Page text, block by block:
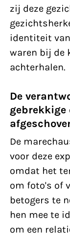
zij deze
identiteit
waren bij de
achterhalen.
De
De
voor deze
omdat het
om foto's of
betogers te
hen mee te
om een